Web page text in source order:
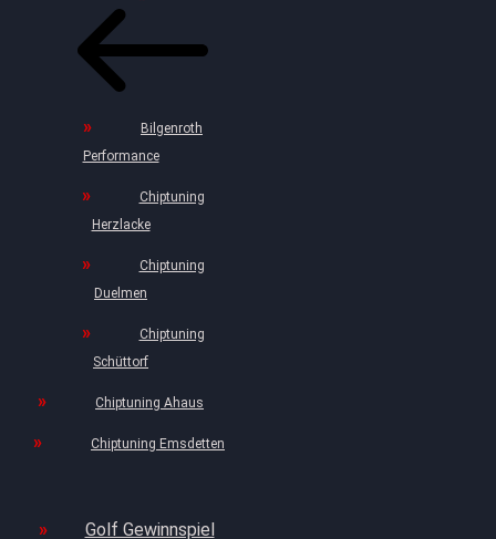
Bilgenroth
Performance
Chiptuning
Herzlacke
Chiptuning
Duelmen
Chiptuning
Schüttorf
Chiptuning Ahaus
Chiptuning Emsdetten
Golf Gewinnspiel